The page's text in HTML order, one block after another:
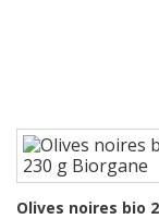
Olives noires bio